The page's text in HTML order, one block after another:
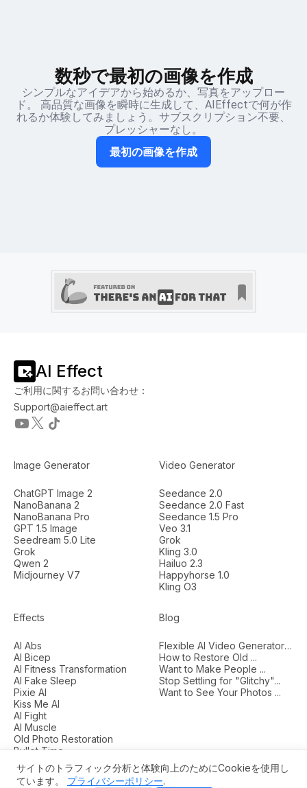
数秒で最初の画像を作成
シンプルなアイデアから始めるか、写真をアップロー
ド。 高品質な画像を瞬時に生成して、AIEffectで何が作
れるか体験してみましょう。サブスクリプション不要、
プレッシャーなし。
最初の画像を作成
AI Effect
ご利用に関するお問い合わせ：
Support@aieffect.art
Image Generator
ChatGPT Image 2
NanoBanana 2
NanoBanana Pro
GPT 1.5 Image
Seedream 5.0 Lite
Grok
Qwen 2
Midjourney V7
Video Generator
Seedance 2.0
Seedance 2.0 Fast
Seedance 1.5 Pro
Veo 3.1
Grok
Kling 3.0
Hailuo 2.3
Happyhorse 1.0
Kling O3
Effects
AI Abs
AI Bicep
AI Fitness Transformation
AI Fake Sleep
Pixie AI
Kiss Me AI
AI Fight
AI Muscle
Old Photo Restoration
Bullet Time
Blog
Flexible AI Video Generators...
How to Restore Old ...
Want to Make People ...
Stop Settling for "Glitchy"...
Want to See Your Photos ...
サイトのトラフィック分析と体験向上のためにCookieを使用し
ています。
プライバシーポリシー.